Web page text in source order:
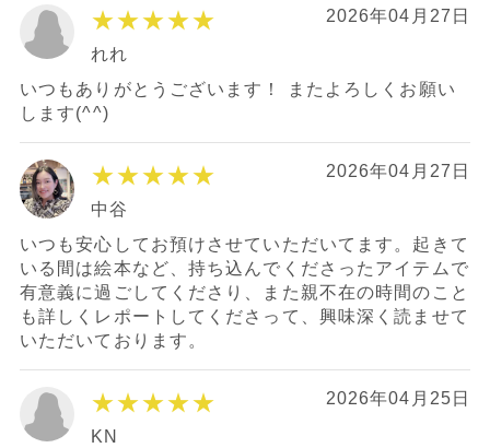
★★★★★ 2026年04月27日
れれ
いつもありがとうございます！ またよろしくお願い
します(^^)
★★★★★ 2026年04月27日
中谷
いつも安心してお預けさせていただいてます。起きて
いる間は絵本など、持ち込んでくださったアイテムで
有意義に過ごしてくださり、また親不在の時間のこと
も詳しくレポートしてくださって、興味深く読ませて
いただいております。
★★★★★ 2026年04月25日
KN